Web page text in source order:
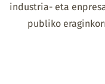
industria- eta
publiko